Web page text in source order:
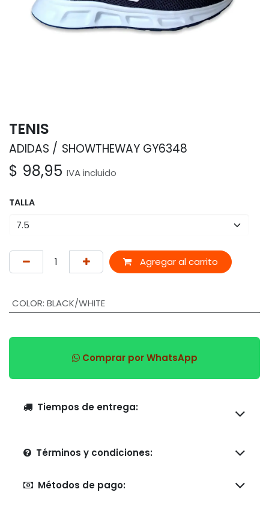
TENIS
ADIDAS SHOWTHEWAY GY6348
$ 98,95 IVA incluido
TALLA
Agregar al carrito
COLOR: BLACK/WHITE
Comprar por WhatsApp
Tiempos de entrega:
Términos y condiciones:
Métodos de pago: